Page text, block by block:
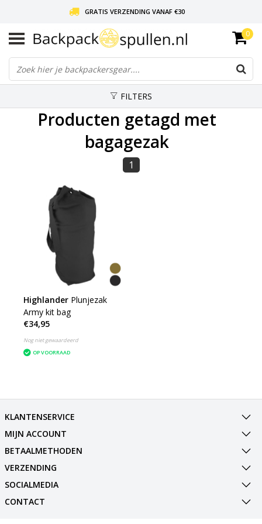
GRATIS VERZENDING VANAF €30
LIEFDE VOOR BACKPACKEN!
30 DAGEN GRATIS RETOUR
0
FILTERS
Producten getagd met
bagagezak
1
Highlander Plunjezak
Army kit bag
€34,95
Nog niet gewaardeerd
OP VOORRAAD
KLANTENSERVICE
MIJN ACCOUNT
BETAALMETHODEN
VERZENDING
SOCIALMEDIA
CONTACT